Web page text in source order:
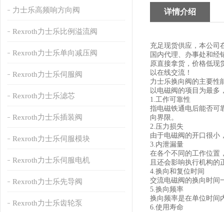
力士乐高频响方向阀
Rexroth力士乐比例溢流阀
Rexroth力士乐单向减压阀
Rexroth力士乐伺服阀
Rexroth力士乐滤芯
Rexroth力士乐插装阀
Rexroth力士乐伺服模块
Rexroth力士乐伺服电机
Rexroth力士乐先导阀
Rexroth力士乐齿轮泵
详情介绍
充足现货供应，本公司
国内代理、办事处和
原直接拿货，价格低现
以在线交流！
力士乐换向阀的主要性
以电磁阀的项目为最多
1.工作可靠性
指电磁铁通电后能否可
向界限。
2.压力损失
由于电磁阀的开口很小
3.内泄漏量
在各个不同的工作位置
且还会影响执行机构的
4.换向和复位时间
交流电磁阀的换向时间
5.换向频率
换向频率是在单位时间
6.使用寿命